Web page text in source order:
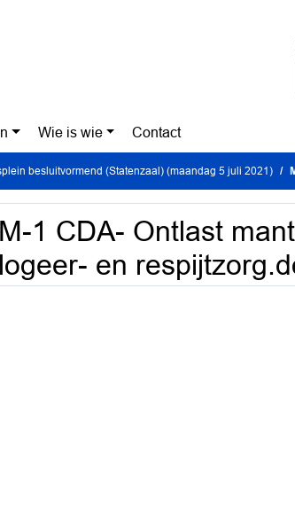
Wie is wie Contact
besluitvormend (Statenzaal) (maandag 5 juli 2021)
M-1 CDA- Ontlast
logeer- en